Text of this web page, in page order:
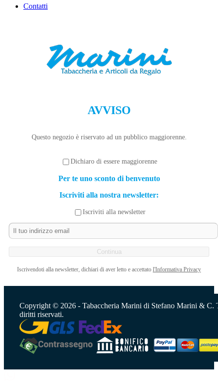
Contatti
AVVISO
Questo negozio è riservato ad un pubblico maggiorenne.
Dichiaro di essere maggiorenne
Per te uno sconto di benvenuto
Iscriviti alla nostra newsletter:
Iscriviti alla newsletter
Continua
Iscrivendoti alla newsletter, dichiari di aver letto e accettato l'Informativa Privacy
Copyright © 2026 - Tabaccheria Marini di Stefano Marini & C.
diritti riservati.